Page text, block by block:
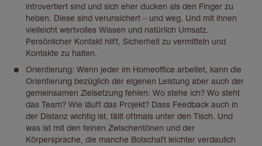
introvertiert sind und sich eher ducken als den Finger zu
heben. Diese sind verunsichert – und weg. Und mit ihnen
vielleicht wertvolles Wissen und natürlich Umsatz.
Persönlicher Kontakt hilft, Sicherheit zu vermitteln und
Kontakte zu halten.
Orientierung: Wenn jeder im Homeoffice arbeitet, kann die
Orientierung bezüglich der eigenen Leistung aber auch der
gemeinsamen Zielsetzung fehlen: Wo stehe ich? Wo steht
das Team? Wie läuft das Projekt? Dass Feedback auch in
der Distanz wichtig ist, fällt oftmals unter den Tisch. Und
was ist mit den feinen Zwischentönen und der
Körpersprache, die manche Botschaft leichter verdaulich